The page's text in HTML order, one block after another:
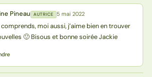
Pineau AUTRICE 5 mai 2022
moi aussi, j’aime bien en trouver
🙂 Bisous et bonne soirée Jackie